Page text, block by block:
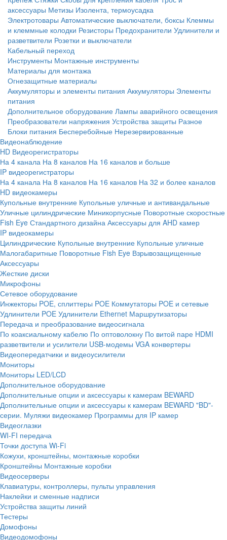
аксессуары Метизы Изолента, термоусадка
Электротовары Автоматические выключатели, боксы Клеммы
и клеммные колодки Резисторы Предохранители Удлинители и
разветвители Розетки и выключатели
Кабельный переход
Инструменты Монтажные инструменты
Материалы для монтажа
Огнезащитные материалы
Аккумуляторы и элементы питания Аккумуляторы Элементы
питания
Дополнительное оборудование Лампы аварийного освещения
Преобразователи напряжения Устройства защиты Разное
Блоки питания Бесперебойные Нерезервированные
Видеонаблюдение
HD Видеорегистраторы
На 4 канала На 8 каналов На 16 каналов и больше
IP видеорегистраторы
На 4 канала На 8 каналов На 16 каналов На 32 и более каналов
HD видеокамеры
Купольные внутренние Купольные уличные и антивандальные
Уличные цилиндрические Миникорпусные Поворотные скоростные
Fish Eye Стандартного дизайна Аксессуары для AHD камер
IP видеокамеры
Цилиндрические Купольные внутренние Купольные уличные
Малогабаритные Поворотные Fish Eye Взрывозащищенные
Аксессуары
Жесткие диски
Микрофоны
Сетевое оборудование
Инжекторы POE, сплиттеры POE Коммутаторы POE и сетевые
Удлинители POE Удлинители Ethernet Маршрутизаторы
Передача и преобразование видеосигнала
По коаксиальному кабелю По оптоволокну По витой паре HDMI
разветвители и усилители USB-модемы VGA конвертеры
Видеопередатчики и видеоусилители
Мониторы
Мониторы LED/LCD
Дополнительное оборудование
Дополнительные опции и аксессуары к камерам BEWARD
Дополнительные опции и аксессуары к камерам BEWARD "BD"-
серии. Муляжи видеокамер Программы для IP камер
Видеоглазки
WI-FI передача
Точки доступа Wi-Fi
Кожухи, кронштейны, монтажные коробки
Кронштейны Монтажные коробки
Видеосерверы
Клавиатуры, контроллеры, пульты управления
Наклейки и сменные надписи
Устройства защиты линий
Тестеры
Домофоны
Видеодомофоны